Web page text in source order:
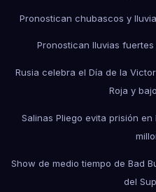
Pronostican chubascos y
Pronostican lluvias
Rusia celebra el Día de la
Roja y
Salinas Pliego evita prisión
Show de medio tiempo de Bad
del